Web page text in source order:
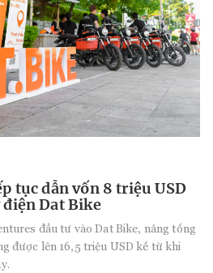
tục dẫn vốn 8 triệu USD
Dat Bike
đầu tư vào Dat Bike, nâng tổng
được lên 16,5 triệu USD kể từ khi